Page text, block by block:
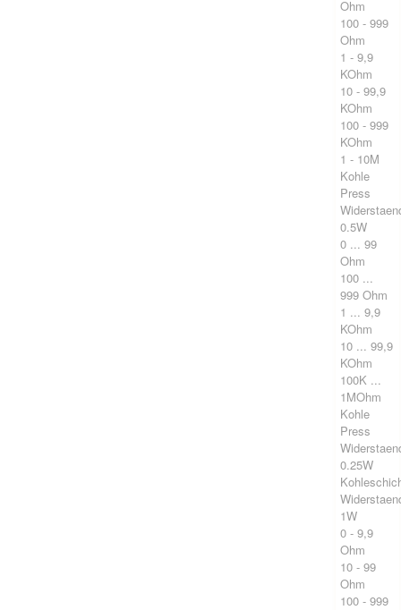
Ohm
100 - 999
Ohm
1 - 9,9
KOhm
10 - 99,9
KOhm
100 - 999
KOhm
1 - 10M
Kohle
Press
0.5W
0 ... 99
Ohm
100 ...
999 Ohm
1 ... 9,9
KOhm
10 ... 99,9
KOhm
100K ...
1MOhm
Kohle
Press
0.25W
1W
0 - 9,9
Ohm
10 - 99
Ohm
100 - 999